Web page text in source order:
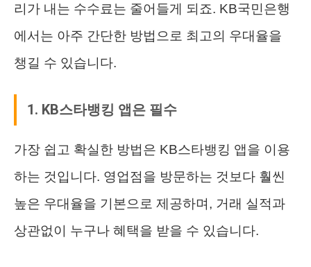
리가 내는 수수료는 줄어들게 되죠. KB국민은행
에서는 아주 간단한 방법으로 최고의 우대율을
챙길 수 있습니다.
1. KB스타뱅킹 앱은 필수
가장 쉽고 확실한 방법은 KB스타뱅킹 앱을 이용
하는 것입니다. 영업점을 방문하는 것보다 훨씬
높은 우대율을 기본으로 제공하며, 거래 실적과
상관없이 누구나 혜택을 받을 수 있습니다.